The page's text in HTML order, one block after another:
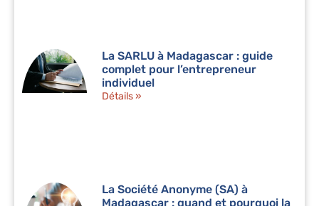
La SARLU à Madagascar : guide
complet pour l’entrepreneur
individuel
Détails »
La Société Anonyme (SA) à
Madagascar : quand et pourquoi la